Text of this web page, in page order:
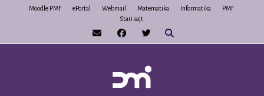
Moodle PMF ePortal Webmail Matematika Informatika
PMF
Stari sajt